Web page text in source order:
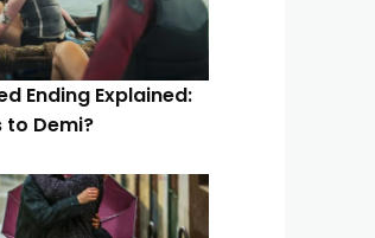
Ending Explained:
to Demi?